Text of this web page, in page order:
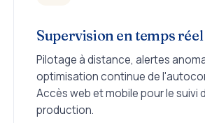
Supervision en temps réel
Pilotage à distance, alertes
optimisation continue de
Accès web et mobile pour le suivi
production.